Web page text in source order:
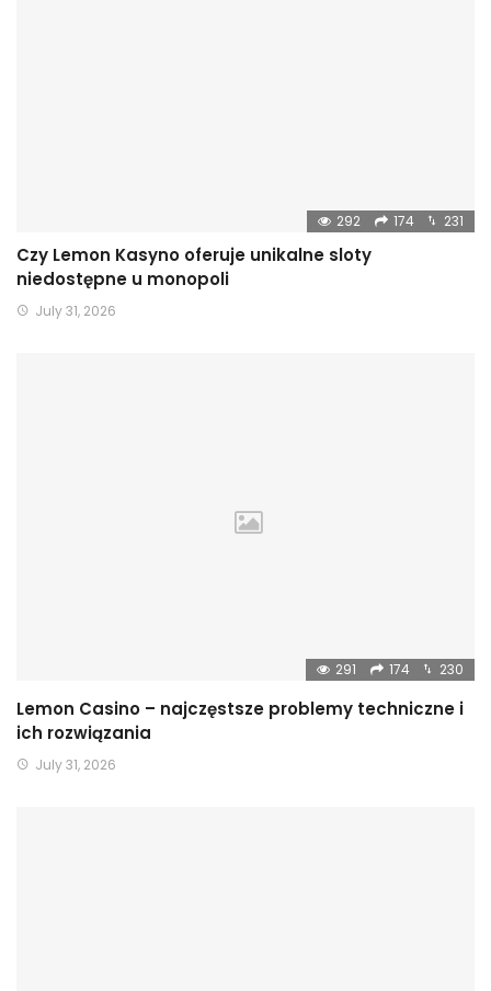
292 174 231
Czy Lemon Kasyno oferuje unikalne sloty
niedostępne u monopoli
July 31, 2026
291 174 230
Lemon Casino – najczęstsze problemy techniczne i
ich rozwiązania
July 31, 2026